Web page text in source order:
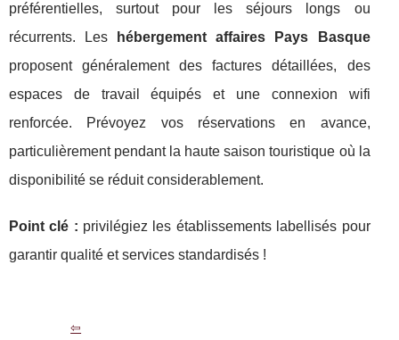
préférentielles, surtout pour les séjours longs ou
récurrents. Les
hébergement affaires Pays Basque
proposent généralement des factures détaillées, des
espaces de travail équipés et une connexion wifi
renforcée. Prévoyez vos réservations en avance,
particulièrement pendant la haute saison touristique où la
disponibilité se réduit considerablement.
Point clé : privilégiez les établissements labellisés pour
garantir qualité et services standardisés !